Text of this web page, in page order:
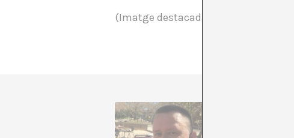
(Imatge destacada: George Rech)
És autor de
(Montez